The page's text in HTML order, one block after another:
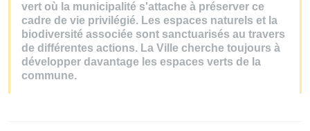
vert où la municipalité s'attache à préserver ce
cadre de vie privilégié. Les espaces naturels et la
biodiversité associée sont sanctuarisés au travers
de différentes actions. La Ville cherche toujours à
développer davantage les espaces verts de la
commune.